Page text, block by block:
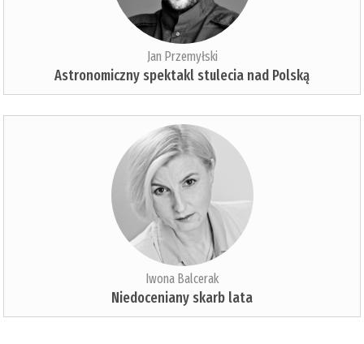
Jan Przemyłski
Astronomiczny spektakl stulecia nad Polską
Iwona Balcerak
Niedoceniany skarb lata